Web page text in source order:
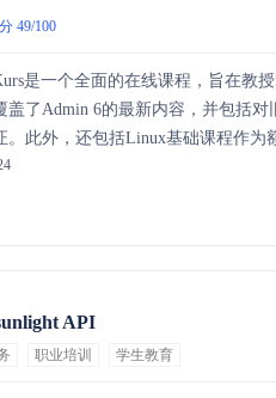
49/100
是一个全面的在线课程，旨在教
盖了Admin 6的最新内容，并包括
。此外，还包括Linux基础课程作
上花费大量时间寻找信息。
API
职业培训 学生教育